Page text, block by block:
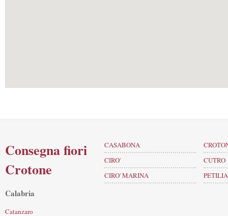
Consegna fiori
Crotone
Calabria
Catanzaro
CASABONA
CIRO'
CIRO' MARINA
CUTRO